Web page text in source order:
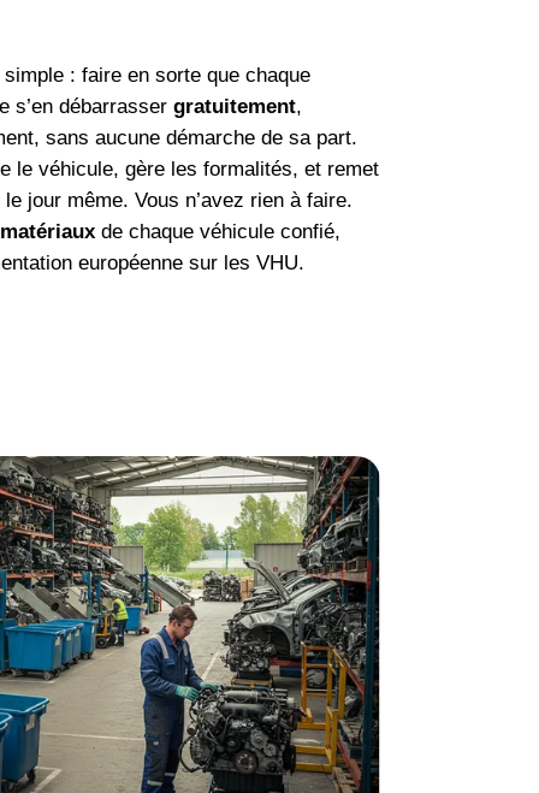
: faire en sorte que chaque
s’en débarrasser gratuitement,
sans aucune démarche de sa part.
le véhicule, gère les formalités, et remet
jour même. Vous n’avez rien à faire.
de chaque véhicule confié,
européenne sur les VHU.